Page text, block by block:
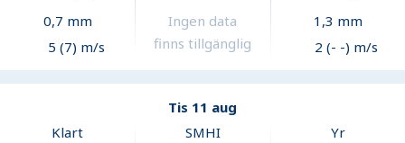
0,7 mm
5 (7) m/s
Ingen data
finns tillgänglig
1,3 mm
2 (- -) m/s
Tis 11 aug
Klart
SMHI Yr